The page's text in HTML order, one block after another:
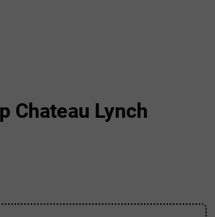
Chateau Lynch